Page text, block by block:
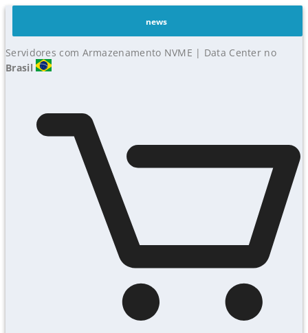
news
Servidores com Armazenamento NVME | Data Center no
Brasil